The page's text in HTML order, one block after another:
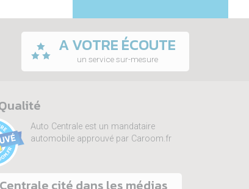
A VOTRE ÉCOUTE
un service sur-mesure
Auto Centrale est un mandataire
automobile approuvé par Caroom.fr